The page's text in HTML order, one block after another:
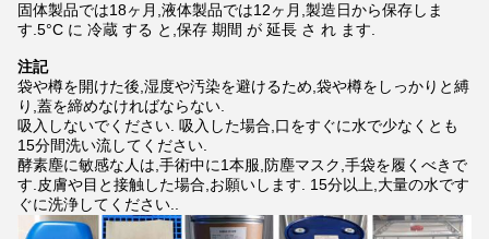
固体製品では18ヶ月,液体製品では12ヶ月,製造日から保存しま
す.5°C に 冷蔵 する と,保存 期間 が 延長 さ れ ます.
注記
袋や樽を開けた後,湿度や汚染を避けるため,袋や樽をしっかりと縛
り,蓋を締めなければならない.
吸入しないでください. 吸入した場合,口をすぐに水で少なくとも
15分間洗い流してください.
酵素塵に敏感な人は,手術中に1本服,防塵マスク,手袋を履くべきで
す.皮膚や目と接触した場合,お願いします. 15分以上,大量の水です
ぐに洗浄してください..